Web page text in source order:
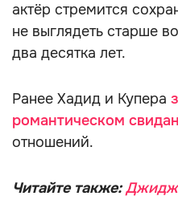
актёр стремится
не выглядеть старше
два десятка лет.
Ранее Хадид и Купера
романтическом
отношений.
Читайте также: